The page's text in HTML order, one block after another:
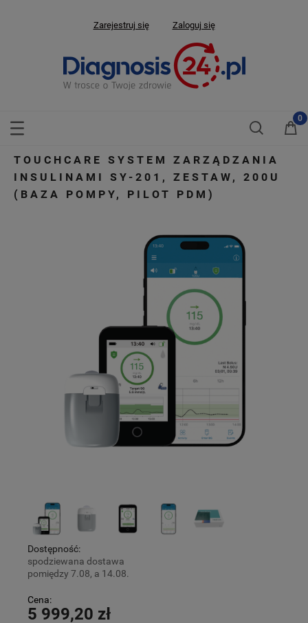
Zarejestruj się Zaloguj się
TOUCHCARE SYSTEM ZARZĄDZANIA
INSULINAMI SY-201, ZESTAW, 200U
(BAZA POMPY, PILOT PDM)
Dostępność:
spodziewana dostawa
pomiędzy 7.08, a 14.08.
Cena:
5 999,20 zł